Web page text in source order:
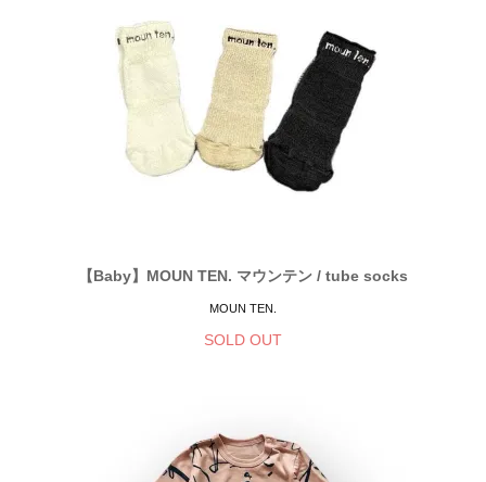
【Baby】MOUN TEN. マウンテン / tube socks
MOUN TEN.
SOLD OUT